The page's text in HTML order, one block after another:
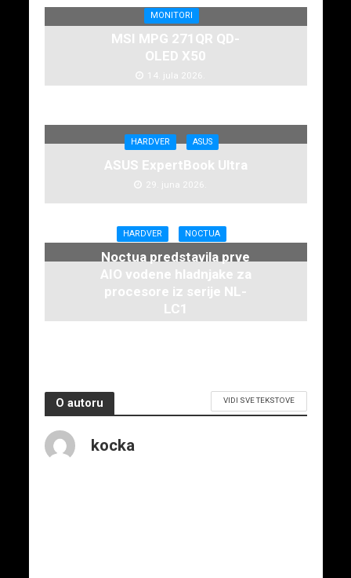
MONITORI
MSI MPG 271QR QD-
OLED X50
14. jula 2026.
HARDVER ASUS
ASUS ExpertBook Ultra
29. juna 2026.
HARDVER NOCTUA
Noctua predstavila prve
AIO vodene hladnjake za
procesore iz serije NL-
LC1
O autoru VIDI SVE TEKSTOVE
kocka